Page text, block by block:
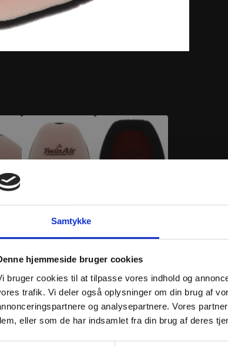
Samtykke
hjemmeside bruger cookies
bruger cookies til at tilpasse vores indhold og
trafik. Vi deler også oplysninger om din brug af
og analysepartnere. Vores
eller som de har indsamlet fra din brug af deres
VARER